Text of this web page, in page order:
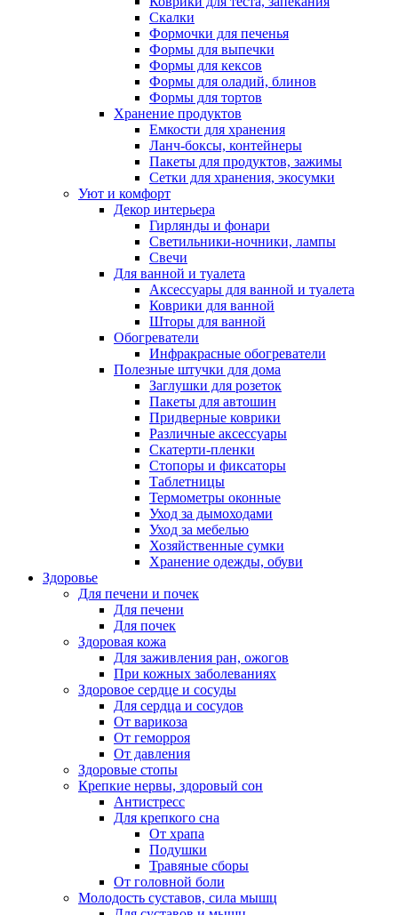
Скалки
Формочки для печенья
Формы для выпечки
Формы для кексов
Формы для оладий, блинов
Формы для тортов
Хранение продуктов
Емкости для хранения
Ланч-боксы, контейнеры
Пакеты для продуктов, зажимы
Сетки для хранения, экосумки
Уют и комфорт
Декор интерьера
Гирлянды и фонари
Светильники-ночники, лампы
Свечи
Для ванной и туалета
Аксессуары для ванной и туалета
Коврики для ванной
Шторы для ванной
Обогреватели
Инфракрасные обогреватели
Полезные штучки для дома
Заглушки для розеток
Пакеты для автошин
Придверные коврики
Различные аксессуары
Скатерти-пленки
Стопоры и фиксаторы
Таблетницы
Термометры оконные
Уход за дымоходами
Уход за мебелью
Хозяйственные сумки
Хранение одежды, обуви
Здоровье
Для печени и почек
Для печени
Для почек
Здоровая кожа
Для заживления ран, ожогов
При кожных заболеваниях
Здоровое сердце и сосуды
Для сердца и сосудов
От варикоза
От геморроя
От давления
Здоровые стопы
Крепкие нервы, здоровый сон
Антистресс
Для крепкого сна
От храпа
Подушки
Травяные сборы
От головной боли
Молодость суставов, сила мышц